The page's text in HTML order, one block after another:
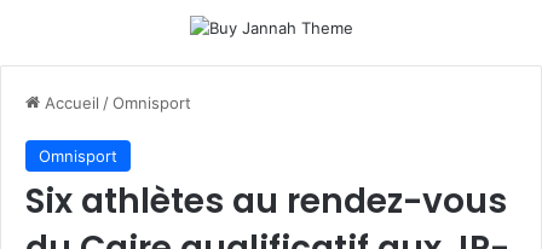
Accueil /Omnisport
Omnisport
Six athlètes au rendez-vous